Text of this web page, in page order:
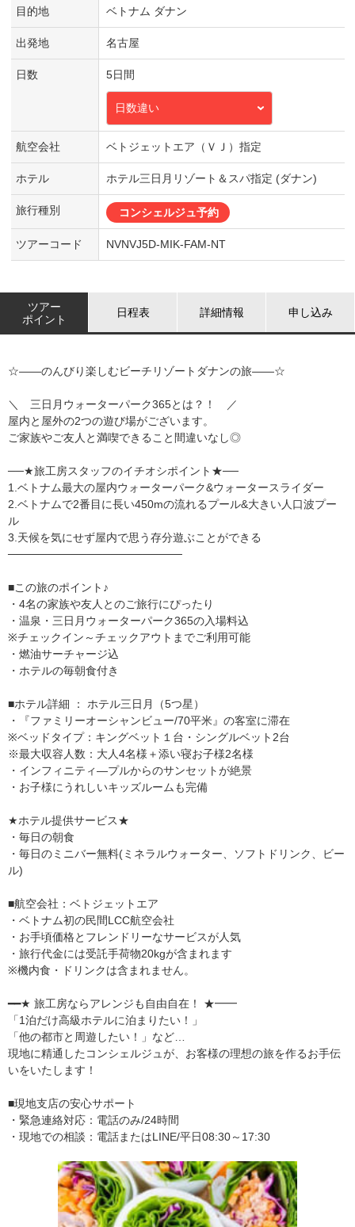
目的地 ベトナム ダナン
出発地 名古屋
日数 5日間
日数違い
航空会社 ベトジェットエア（ＶＪ）指定
ホテル ホテル三日月リゾート＆スパ指定 (ダナン)
旅行種別 コンシェルジュ予約
ツアーコード NVNVJ5D-MIK-FAM-NT
ツアー
ポイント
日程表 詳細情報 申し込み
☆――のんびり楽しむビーチリゾートダナンの旅――☆
＼ 三日月ウォーターパーク365とは？！ ／
屋内と屋外の2つの遊び場がございます。
ご家族やご友人と満喫できること間違いなし◎
──★旅工房スタッフのイチオシポイント★──
1.ベトナム最大の屋内ウォーターパーク&ウォータースライダー
2.ベトナムで2番目に長い450mの流れるプール&大きい人口波プー
ル
3.天候を気にせず屋内で思う存分遊ぶことができる
──────────────────────
■この旅のポイント♪
・4名の家族や友人とのご旅行にぴったり
・温泉・三日月ウォーターパーク365の入場料込
※チェックイン～チェックアウトまでご利用可能
・燃油サーチャージ込
・ホテルの毎朝食付き
■ホテル詳細 ： ホテル三日月（5つ星）
・『ファミリーオーシャンビュー/70平米』の客室に滞在
※ベッドタイプ：キングベット１台・シングルベット2台
※最大収容人数：大人4名様＋添い寝お子様2名様
・インフィニティ―プルからのサンセットが絶景
・お子様にうれしいキッズルームも完備
★ホテル提供サービス★
・毎日の朝食
・毎日のミニバー無料(ミネラルウォーター、ソフトドリンク、ビー
ル)
■航空会社：ベトジェットエア
・ベトナム初の民間LCC航空会社
・お手頃価格とフレンドリーなサービスが人気
・旅行代金には受託手荷物20kgが含まれます
※機内食・ドリンクは含まれません。
━━★ 旅工房ならアレンジも自由自在！ ★━━
「1泊だけ高級ホテルに泊まりたい！」
「他の都市と周遊したい！」など…
現地に精通したコンシェルジュが、お客様の理想の旅を作るお手伝
いをいたします！
■現地支店の安心サポート
・緊急連絡対応：電話のみ/24時間
・現地での相談：電話またはLINE/平日08:30～17:30